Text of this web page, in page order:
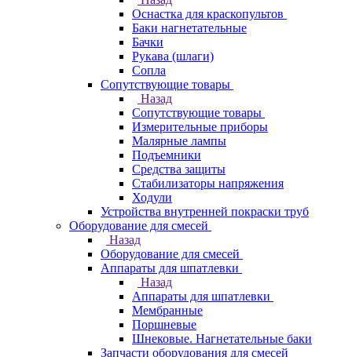
Оснастка для краскопультов
Баки нагнетательные
Бачки
Рукава (шлаги)
Сопла
Сопутствующие товары
Назад
Сопутствующие товары
Измерительные приборы
Малярные лампы
Подъемники
Средства защиты
Стабилизаторы напряжения
Ходули
Устройства внутренней покраски труб
Оборудование для смесей
Назад
Оборудование для смесей
Аппараты для шпатлевки
Назад
Аппараты для шпатлевки
Мембранные
Поршневые
Шнековые. Нагнетательные баки
Запчасти оборудования для смесей